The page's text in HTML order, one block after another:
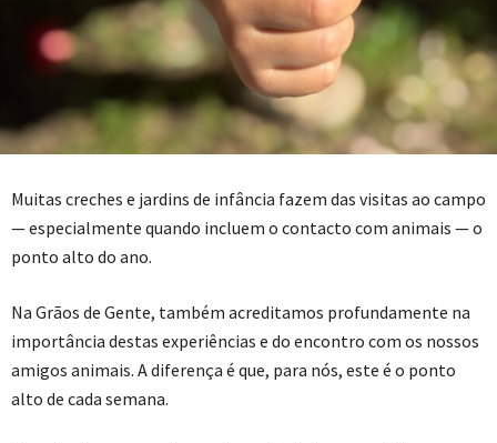
Muitas creches e jardins de infância fazem das visitas ao campo
— especialmente quando incluem o contacto com animais — o
ponto alto do ano.
Na Grãos de Gente, também acreditamos profundamente na
importância destas experiências e do encontro com os nossos
amigos animais. A diferença é que, para nós, este é o ponto
alto de cada semana.